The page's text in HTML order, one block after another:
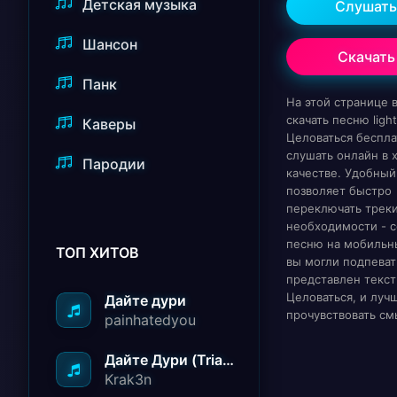
Детская музыка
Шансон
Панк
Каверы
Пародии
ТОП ХИТОВ
Дайте дури
painhatedyou
Дайте Дури (Triad Remix)
Krak3n
Слушать
Скачать
На этой странице
скачать песню
Целоваться
слушать онлайн в
качестве.
позволяет быстро
переключать
необходимости -
песню на
вы могли
представлен
Целоваться, и
прочувствовать